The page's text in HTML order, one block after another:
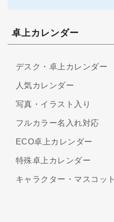
卓上カレンダー
デスク・卓上カレンダー
人気カレンダー
写真・イラスト入り
フルカラー名入れ対応
ECO卓上カレンダー
特殊卓上カレンダー
キャラクター・マスコット